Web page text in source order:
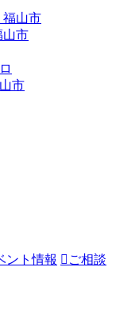
福山市
山市
市
ント情報 ご相談